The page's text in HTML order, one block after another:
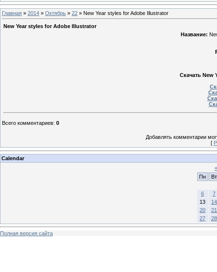
Главная » 2014 » Октябрь » 22 » New Year styles for Adobe Illustrator
New Year styles for Adobe Illustrator
Название:
Скачать New
Всего комментариев: 0
Добавлять комментарии
[
Calendar
«
Пн
Вт
6
7
13
14
20
21
27
28
Полная версия сайта